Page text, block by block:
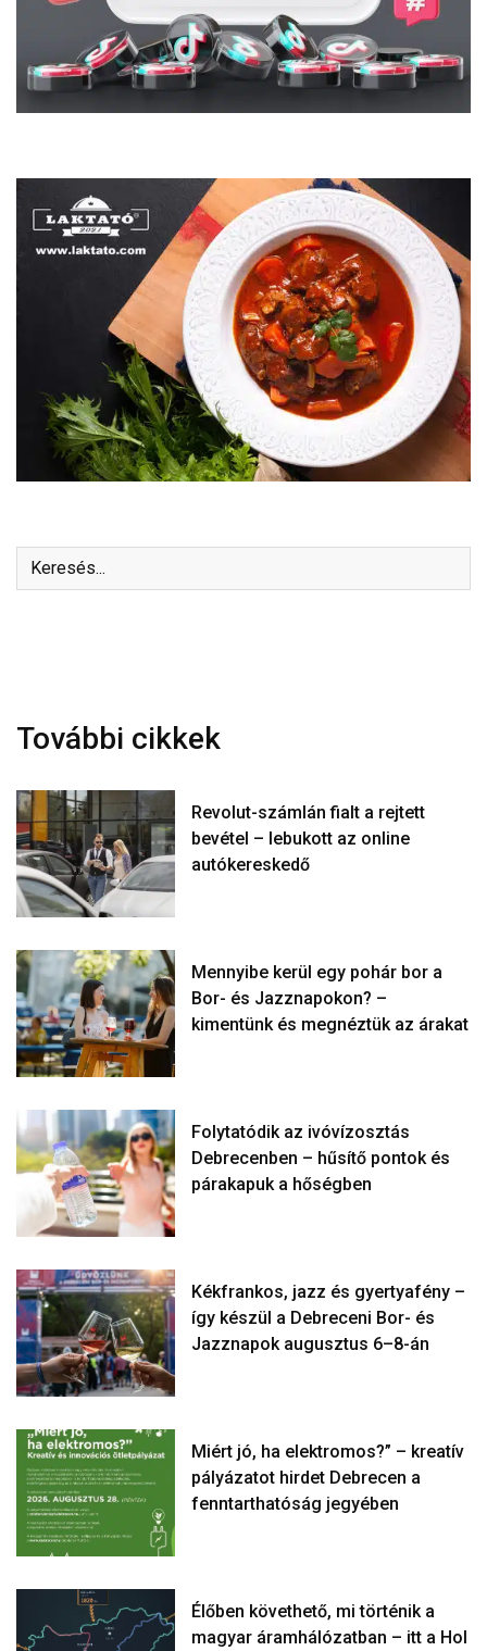
További cikkek
Revolut-számlán fialt a rejtett
bevétel – lebukott az online
autókereskedő
Mennyibe kerül egy pohár bor a
Bor- és Jazznapokon? –
kimentünk és megnéztük az árakat
Folytatódik az ivóvízosztás
Debrecenben – hűsítő pontok és
párakapuk a hőségben
Kékfrankos, jazz és gyertyafény –
így készül a Debreceni Bor- és
Jazznapok augusztus 6–8-án
Miért jó, ha elektromos?” – kreatív
pályázatot hirdet Debrecen a
fenntarthatóság jegyében
Élőben követhető, mi történik a
magyar áramhálózatban – itt a Hol